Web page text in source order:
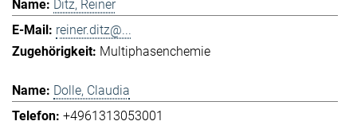
Ditz, Reiner
reiner.ditz@...
Multiphasenchemie
Dolle, Claudia
+4961313053001